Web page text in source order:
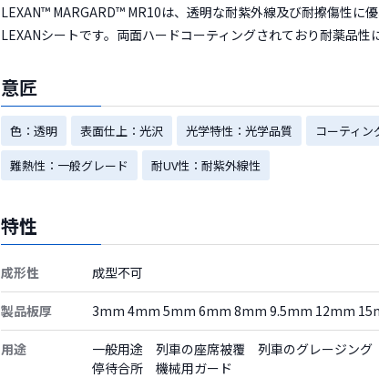
LEXAN™ MARGARD™ MR10は、透明な耐紫外線及び耐擦傷性に
LEXANシートです。両面ハードコーティングされており耐薬品性
意匠
色：透明 表面仕上：光沢 光学特性：光学品質
コーティン
難熱性：一般グレード
耐UV性：耐紫外線性
特性
成形性 成型不可
製品板厚 3mm 4mm 5mm 6mm 8mm 9.5mm 12mm
用途
一般用途 列車の座席被覆 列車のグレージン
停待合所 機械用ガード